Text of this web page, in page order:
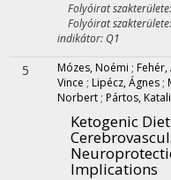
Folyóirat
Folyóirat
indikátor: Q1
5 Mózes, Noémi ; Fehér,
Vince ; Lipécz, Ágnes ;
Norbert ; Pártos,
Ketogenic
Implications